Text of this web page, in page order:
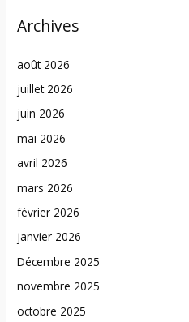
Archives
août 2026
juillet 2026
juin 2026
mai 2026
avril 2026
mars 2026
février 2026
janvier 2026
Décembre 2025
novembre 2025
octobre 2025